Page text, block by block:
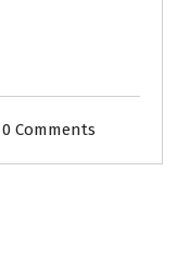
0 Comments